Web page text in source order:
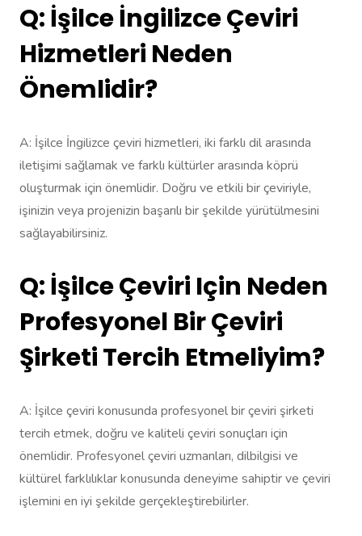
Q: İşilce İngilizce Çeviri
Hizmetleri Neden
Önemlidir?
A: İşilce İngilizce çeviri hizmetleri, iki farklı dil arasında
iletişimi sağlamak ve farklı kültürler arasında köprü
oluşturmak için önemlidir. Doğru ve etkili bir çeviriyle,
işinizin veya projenizin başarılı bir şekilde yürütülmesini
sağlayabilirsiniz.
Q: İşilce Çeviri Için Neden
Profesyonel Bir Çeviri
Şirketi Tercih Etmeliyim?
A: İşilce çeviri konusunda profesyonel bir çeviri şirketi
tercih etmek, doğru ve kaliteli çeviri sonuçları için
önemlidir. Profesyonel çeviri uzmanları, dilbilgisi ve
kültürel farklılıklar konusunda deneyime sahiptir ve çeviri
işlemini en iyi şekilde gerçekleştirebilirler.